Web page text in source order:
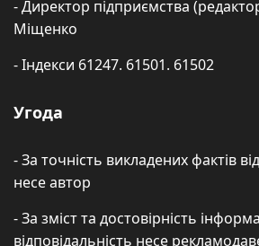
- Директор підприємства
Міщенко
- Індекси 61247. 61501. 61502
Угода
- За точність викладених фактів
несе автор
- За зміст та достовірність
відповідальність несе